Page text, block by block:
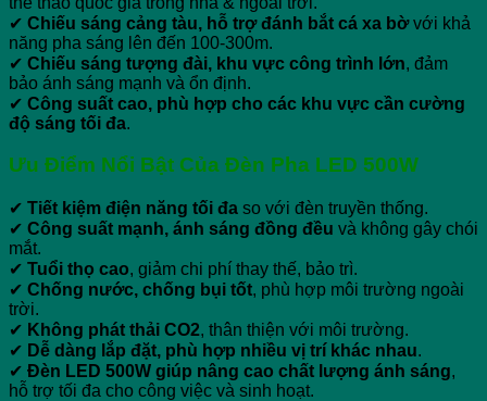
✔ Chiếu sáng cảng tàu, hỗ trợ đánh bắt cá xa bờvới khả
năng pha sáng lên đến 100-300m.
✔ Chiếu sáng tượng đài, khu vực công trình lớn, đảm
bảo ánh sáng mạnh và ổn định.
✔ Công suất cao, phù hợp cho các khu vực cần cường
độ sáng tối đa.
Ưu Điểm Nổi Bật Của Đèn Pha LED 500W
✔ Tiết kiệm điện năng tối đa so với đèn truyền thống.
✔ Công suất mạnh, ánh sáng đồng đều và không gây chói
mắt.
✔ Tuổi thọ cao, giảm chi phí thay thế, bảo trì.
✔ Chống nước, chống bụi tốt, phù hợp môi trường ngoài
trời.
✔ Không phát thải CO2, thân thiện với môi trường.
✔ Dễ dàng lắp đặt, phù hợp nhiều vị trí khác nhau.
✔ Đèn LED 500W giúp nâng cao chất lượng ánh sáng,
hỗ trợ tối đa cho công việc và sinh hoạt.